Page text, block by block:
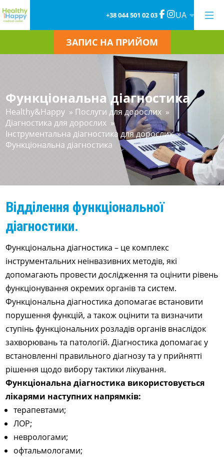
+38 044 501 02 03 UA
ЗАПИС НА ПРИЙОМ
Функціональна діагностика
Healthy&Happy » Послуги для дорослих »
Діагностика для дорослих »
Інструментальна діагностика для дорослих »
Функціональна діагностика
Відділення функціональної
діагностики.
Функціональна діагностика – це комплекс
інструментальних неінвазивних методів, які
допомагають провести дослідження та оцінити рівень
функціонування окремих органів та систем.
Функціональна діагностика допомагає встановити
порушення функцій, а також оцінити та визначити
ступінь функціональних розладів органів внаслідок
захворювань та патологій. Діагностика допомагає у
встановленні правильного діагнозу та у прийнятті
рішення щодо вибору тактики лікування.
Функціональна діагностика використовується
лікарями наступних напрямків:
терапевтами;
ЛОР;
неврологами;
офтальмологами;